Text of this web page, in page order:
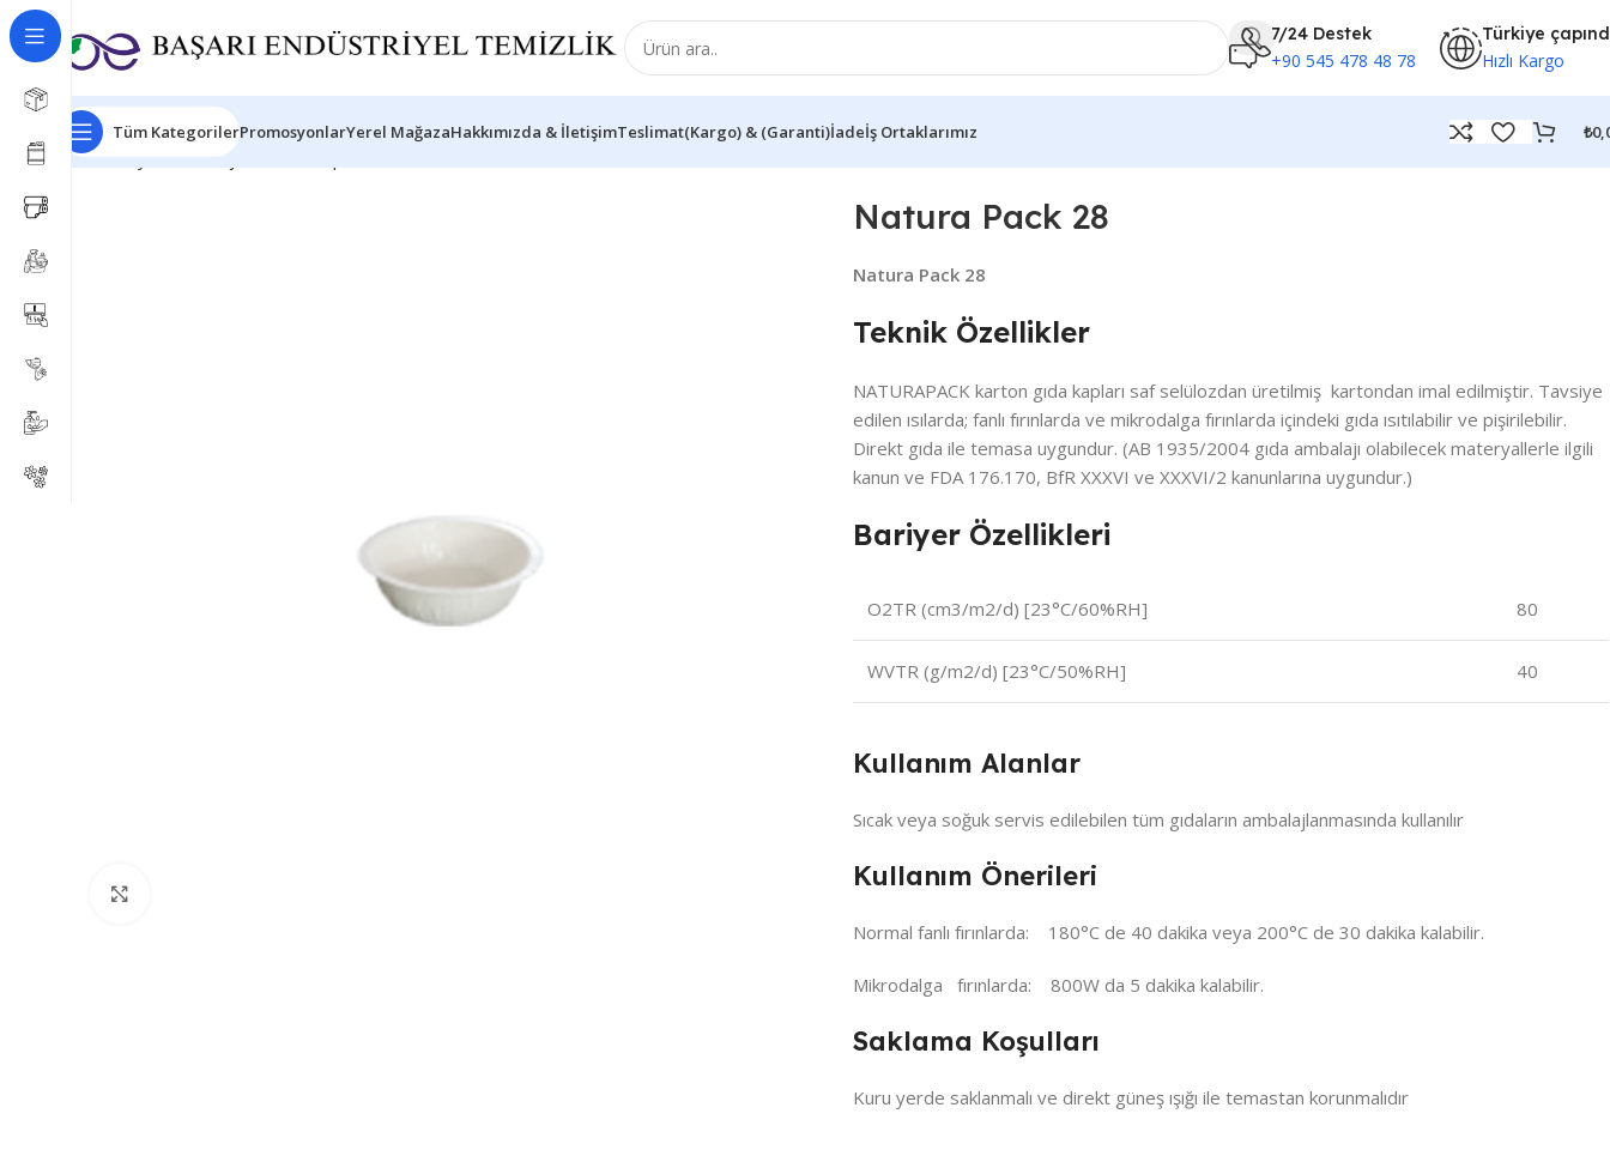
7/24 Destek
+90 545 478 48 78
Türkiye
Hızlı Kargo
Tüm KategorilerPromosyonlarYerel MağazaHakkımızda & İletişimTeslimat(Kargo) & (Garanti)İadeİş Ortaklarımız ₺
Ana Sayfa Ambalaj Ürünleri
Natura Pack 28
Natura Pack 28
Teknik Özellikler
NATURAPACK karton gıda kapları saf selülozdan üretilmiş kartondan imal edilmiştir. Tavsiye
edilen ısılarda; fanlı fırınlarda ve mikrodalga fırınlarda içindeki gıda ısıtılabilir ve pişirilebilir.
Direkt gıda ile temasa uygundur. (AB 1935/2004 gıda ambalajı olabilecek materyallerle ilgili
kanun ve FDA 176.170, BfR XXXVI ve XXXVI/2 kanunlarına uygundur.)
Bariyer Özellikleri
O2TR (cm3/m2/d) [23°C/60%RH] 80
WVTR (g/m2/d) [23°C/50%RH] 40
Kullanım Alanlar
Sıcak veya soğuk servis edilebilen tüm gıdaların ambalajlanmasında kullanılır
Kullanım Önerileri
Normal fanlı fırınlarda: 180°C de 40 dakika veya 200°C de 30 dakika kalabilir.
Mikrodalga fırınlarda: 800W da 5 dakika kalabilir.
Saklama Koşulları
Kuru yerde saklanmalı ve direkt güneş ışığı ile temastan korunmalıdır